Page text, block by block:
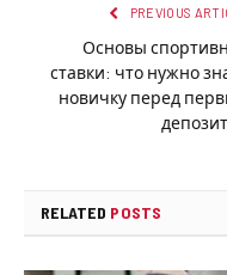
PREVIOUS
Основы
ставки: что нужно
новичку перед
RELATED POSTS